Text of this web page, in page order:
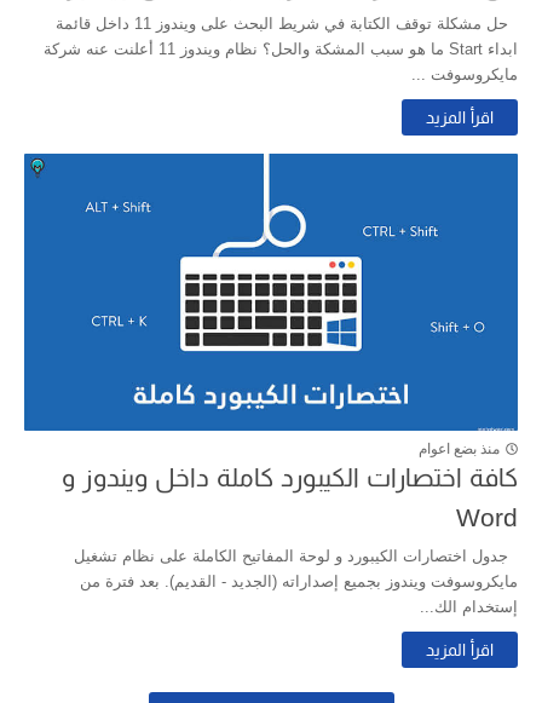
حل مشكلة توقف الكتابة في شريط البحث على ويندوز 11 داخل قائمة
ابداء Start ما هو سبب المشكة والحل؟ نظام ويندوز 11 أعلنت عنه شركة
مايكروسوفت ...
اقرأ المزيد
منذ بضع اعوام
كافة اختصارات الكيبورد كاملة داخل ويندوز و
Word
جدول اختصارات الكيبورد و لوحة المفاتيح الكاملة على نظام تشغيل
مايكروسوفت ويندوز بجميع إصداراته (الجديد - القديم). بعد فترة من
إستخدام الك...
اقرأ المزيد